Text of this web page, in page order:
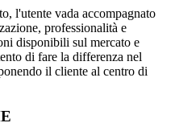
l'utente vada accompagnato
professionalità e
disponibili sul mercato e
di fare la differenza nel
il cliente al centro di